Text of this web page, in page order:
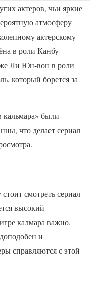
актеров, чьи яркие
атмосферу
актерскому
в роли Канбу —
Ли Юн-вон в роли
который борется за
кальмара» были
что делает сериал
смотреть сериал
высокий
калмара важно,
и
справляются с этой